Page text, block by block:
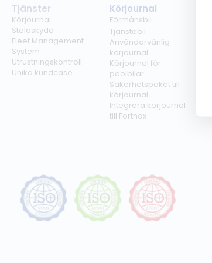
Tjänster
Körjournal
Stöldskydd
Fleet Management
System
Utrustningskontroll
Unika kundcase
Körjournal
Förmånsbil
Tjänstebil
Användarvänlig
körjournal
Körjournal för
poolbilar
Säkerhetspaket till
körjournal
Integrera körjournal
till Fortnox